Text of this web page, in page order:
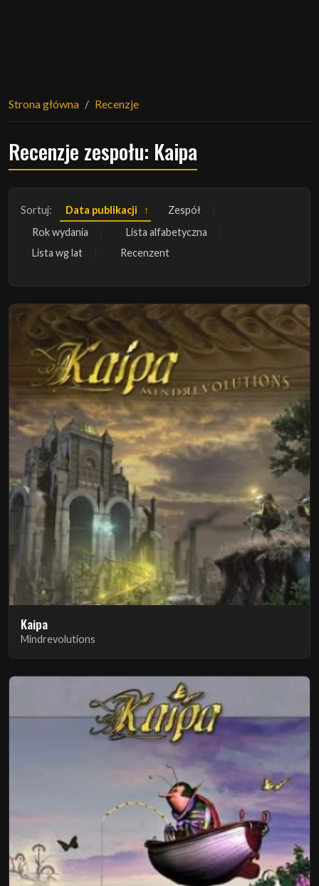
Strona główna Recenzje
Recenzje zespołu: Kaipa
Sortuj: Data publikacji
Zespół
Rok wydania
Lista alfabetyczna
Lista wg lat
Recenzent
Kaipa
Mindrevolutions